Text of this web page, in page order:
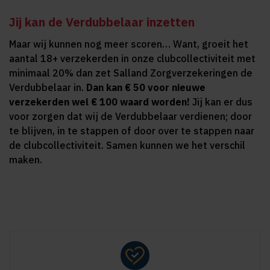
Jij kan de Verdubbelaar inzetten
Maar wij kunnen nog meer scoren… Want, groeit het
aantal 18+ verzekerden in onze clubcollectiviteit met
minimaal 20% dan zet Salland Zorgverzekeringen de
Verdubbelaar in. Dan kan € 50 voor nieuwe
verzekerden wel € 100 waard worden! Jij kan er dus
voor zorgen dat wij de Verdubbelaar verdienen; door
te blijven, in te stappen of door over te stappen naar
de clubcollectiviteit. Samen kunnen we het verschil
maken.